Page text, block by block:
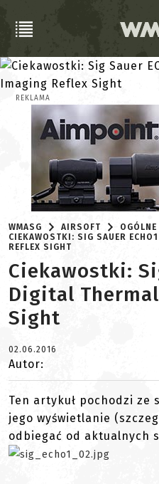
REKLAMA
WMASG AIRSOFT
OGÓLNE
CIEKAWOSTKI: SIG SAUER
REFLEX SIGHT
Ciekawostki:
Digital
Sight
02.06.2016
Autor:
Ten artykuł pochodzi
jego wyświetlanie
odbiegać od aktualnych